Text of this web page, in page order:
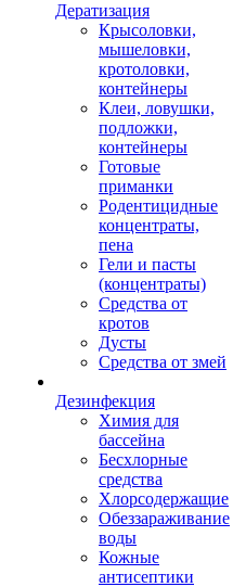
Дератизация
Крысоловки,
мышеловки,
кротоловки,
контейнеры
Клеи, ловушки,
подложки,
контейнеры
Готовые
приманки
Родентицидные
концентраты,
пена
Гели и пасты
(концентраты)
Средства от
кротов
Дусты
Средства от змей
Дезинфекция
Химия для
бассейна
Бесхлорные
средства
Хлорсодержащие
Обеззараживание
воды
Кожные
антисептики